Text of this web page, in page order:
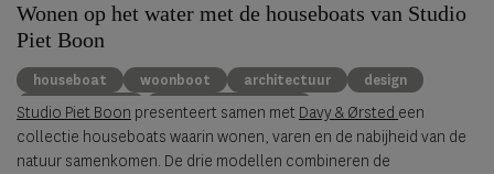
Wonen op het water met de houseboats van Studio
Piet Boon
houseboat woonboot architectuur
design
Davy & Ørsted
wonen op het water
Studio Piet Boon presenteert samen met Davy & Ørsted een
collectie houseboats waarin wonen, varen en de nabijheid van de
natuur samenkomen. De drie modellen combineren de